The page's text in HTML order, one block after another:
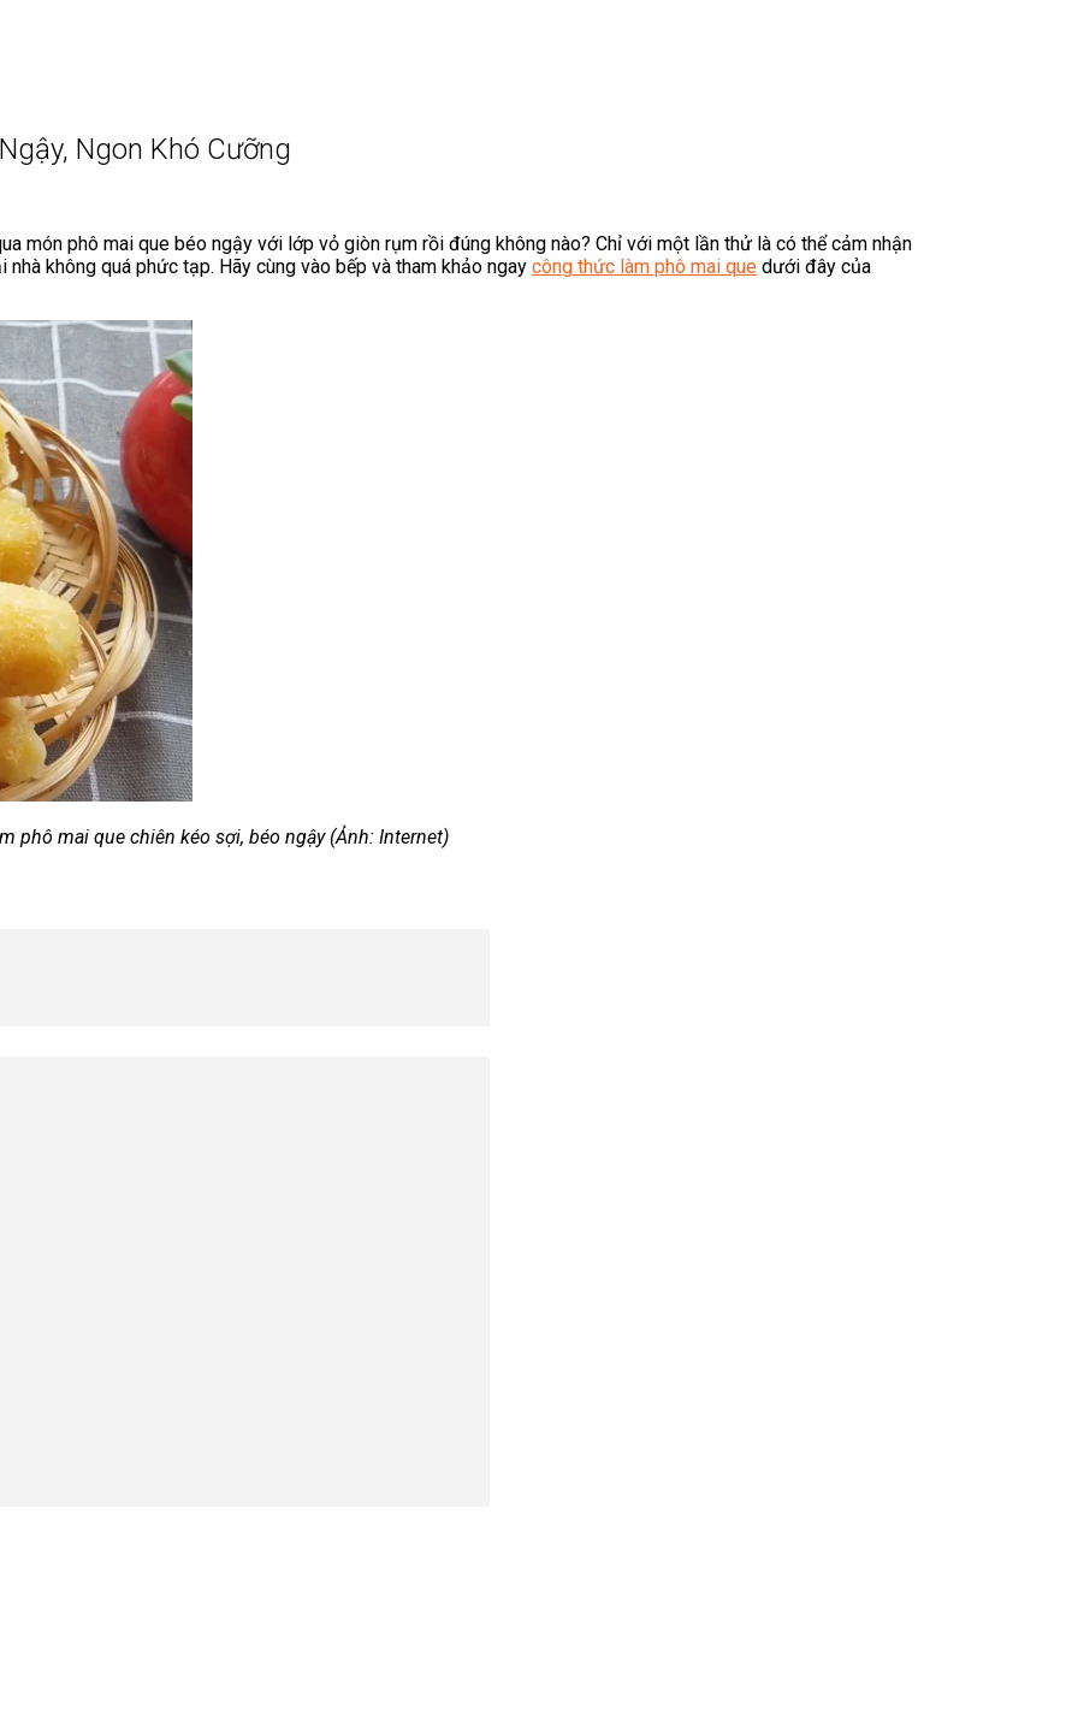
Ngon Khó Cưỡng
món phô mai que béo ngậy với lớp vỏ giòn rụm rồi đúng không nào? Chỉ với một lần thử là có thể cảm nhận
không quá phức tạp. Hãy cùng vào bếp và tham khảo ngay công thức làm phô mai que dưới đây của
phô mai que chiên kéo sợi, béo ngậy (Ảnh: Internet)